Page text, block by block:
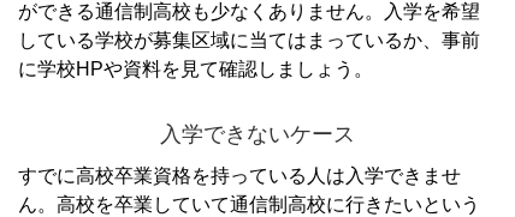
ができる通信制高校も少なくありません。
入学を希望
している学校が募集区域に当てはまっているか、事前
に学校HPや資料を見て確認しましょう。
入学できないケース
すでに高校卒業資格を持っている人は入学できませ
ん。 高校を卒業していて通信制高校に行きたいという